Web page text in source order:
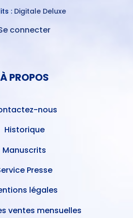
: Digitale Deluxe
connecter
À PROPOS
nous
Historique
Manuscrits
Presse
légales
ventes mensuelles